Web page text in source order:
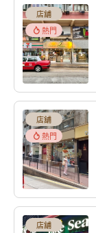
店舖
熱門
店舖
熱門
店舖